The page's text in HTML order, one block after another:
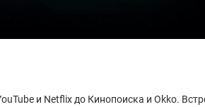
и Netflix до Кинопоиска и Okko.